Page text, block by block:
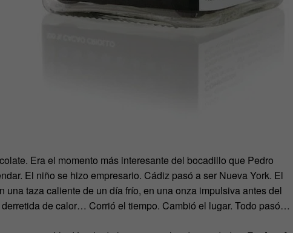
Era el momento más interesante del bocadillo que Pedro
El niño se hizo empresario. Cádiz pasó a ser Nueva York. El
una taza caliente de un día frío, en una onza impulsiva antes del
de calor… Corrió el tiempo. Cambió el lugar. Todo pasó…